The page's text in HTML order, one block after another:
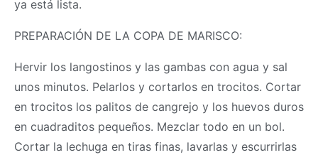
ya está lista.
PREPARACIÓN DE LA COPA DE MARISCO:
Hervir los langostinos y las gambas con agua y sal
unos minutos. Pelarlos y cortarlos en trocitos. Cortar
en trocitos los palitos de cangrejo y los huevos duros
en cuadraditos pequeños. Mezclar todo en un bol.
Cortar la lechuga en tiras finas, lavarlas y escurrirlas